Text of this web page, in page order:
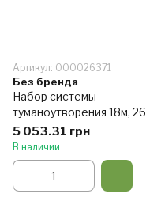
Артикул: 000026371
Без бренда
Набор системы
туманоутворения 18м, 26
форсунок – SPTZ02-18-
100-DIY
5 053.31 грн
В наличии